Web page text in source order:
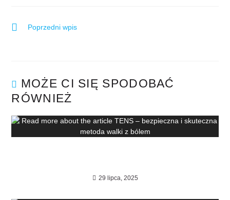
Poprzedni wpis
MOŻE CI SIĘ SPODOBAĆ
RÓWNIEŻ
29 lipca, 2025